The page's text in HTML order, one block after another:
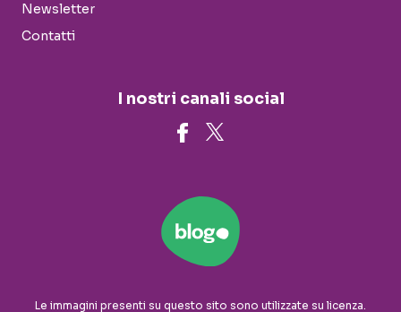
Newsletter
Contatti
I nostri canali social
Le immagini presenti su questo sito sono utilizzate su licenza.